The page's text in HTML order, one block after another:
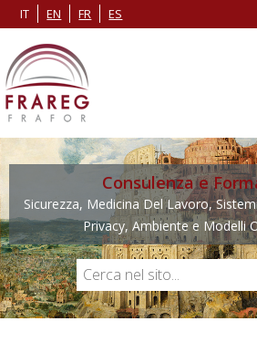
IT EN FR ES
Consulenza e
Sicurezza, Medicina Del Lavoro,
Privacy, Ambiente e Modelli